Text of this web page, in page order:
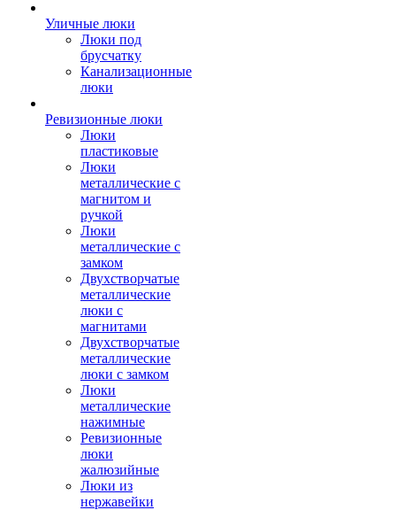
Уличные люки
Люки под
брусчатку
Канализационные
люки
Ревизионные люки
Люки
пластиковые
Люки
металлические с
магнитом и
ручкой
Люки
металлические с
замком
Двухстворчатые
металлические
люки с
магнитами
Двухстворчатые
металлические
люки с замком
Люки
металлические
нажимные
Ревизионные
люки
жалюзийные
Люки из
нержавейки